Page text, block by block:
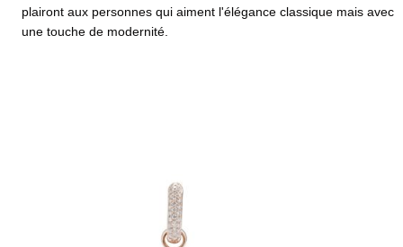
plairont aux personnes qui aiment l'élégance classique mais avec
une touche de modernité.